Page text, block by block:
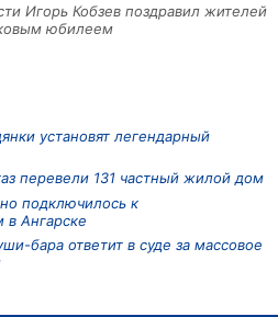
Игорь Кобзев поздравил жителей
юбилеем
установят легендарный
перевели 131 частный жилой дом
подключилось к
в Ангарске
бара ответит в суде за массовое